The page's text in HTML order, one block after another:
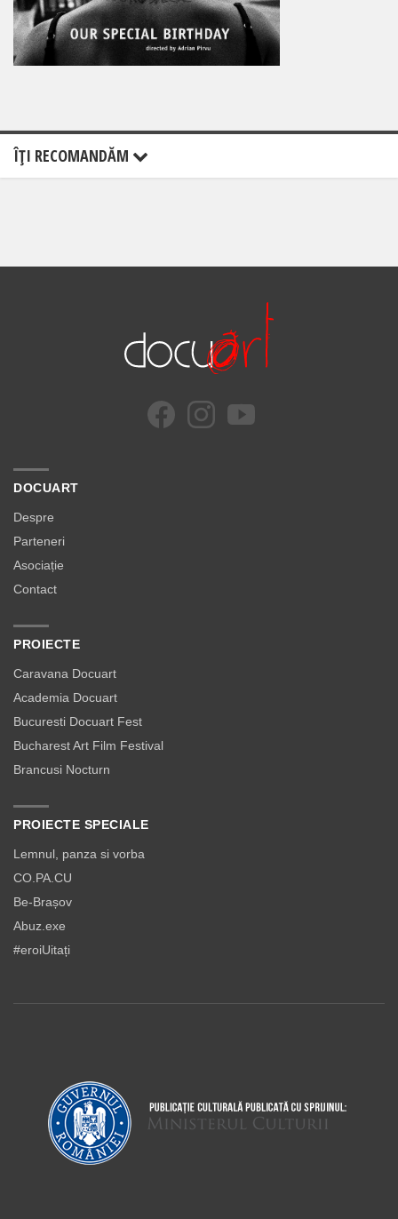
ÎŢI RECOMANDĂM
DOCUART
Despre
Parteneri
Asociație
Contact
PROIECTE
Caravana Docuart
Academia Docuart
Bucuresti Docuart Fest
Bucharest Art Film Festival
Brancusi Nocturn
PROIECTE SPECIALE
Lemnul, panza si vorba
CO.PA.CU
Be-Brașov
Abuz.exe
#eroiUitați